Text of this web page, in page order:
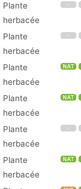
Plante
herbacée
Plante
herbacée
Plante
herbacée
Plante
herbacée
Plante
herbacée
Plante
herbacée